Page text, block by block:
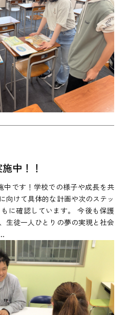
中！！
中です！学校での様子や成長を共
向けて具体的な計画や次のステッ
に確認しています。 今後も保護
生徒一人ひとりの夢の実現と社会